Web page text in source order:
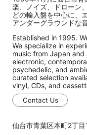
楽、ノイズ、ドローン
どの輸入盤を中心に、
アンダーグラウンドな
Established in 1995.
We specialize in
music from Japan
electronic,
psychedelic, and
curated selection
vinyl, CDs, and
Contact Us
仙台市青葉区本町2丁